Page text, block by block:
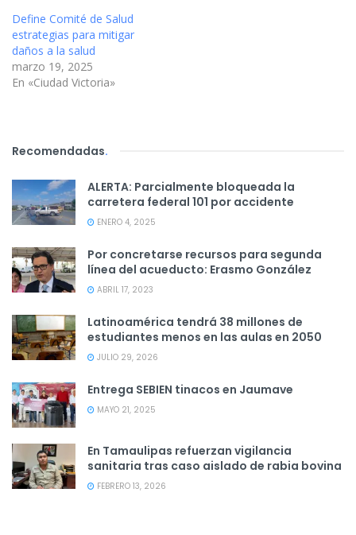
Define Comité de Salud
estrategias para mitigar
daños a la salud
marzo 19, 2025
En «Ciudad Victoria»
Recomendadas.
ALERTA: Parcialmente bloqueada la
carretera federal 101 por accidente
ENERO 4, 2025
Por concretarse recursos para segunda
línea del acueducto: Erasmo González
ABRIL 17, 2023
Latinoamérica tendrá 38 millones de
estudiantes menos en las aulas en 2050
JULIO 29, 2026
Entrega SEBIEN tinacos en Jaumave
MAYO 21, 2025
En Tamaulipas refuerzan vigilancia
sanitaria tras caso aislado de rabia bovina
FEBRERO 13, 2026